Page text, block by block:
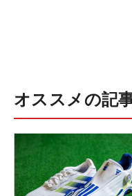
オススメの記